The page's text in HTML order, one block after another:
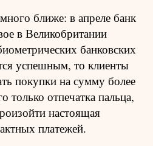
ближе: в апреле банк
в Великобритании
банковских
успешным, то клиенты
покупки на сумму более
отпечатка пальца,
настоящая
платежей.